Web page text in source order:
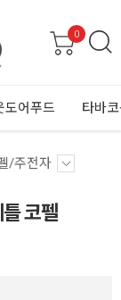
0
도어푸드 타바
/주전자
코펠